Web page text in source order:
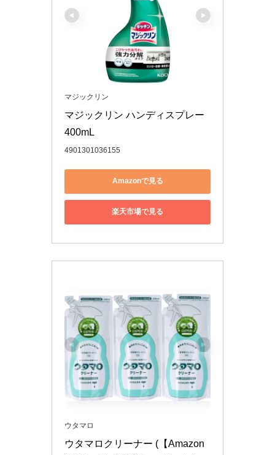
マジックリン
マジックリン ハンディスプレー
400mL
4901301036155
Amazonで見る
楽天市場で見る
ウタマロ
ウタマロクリーナー (【Amazon